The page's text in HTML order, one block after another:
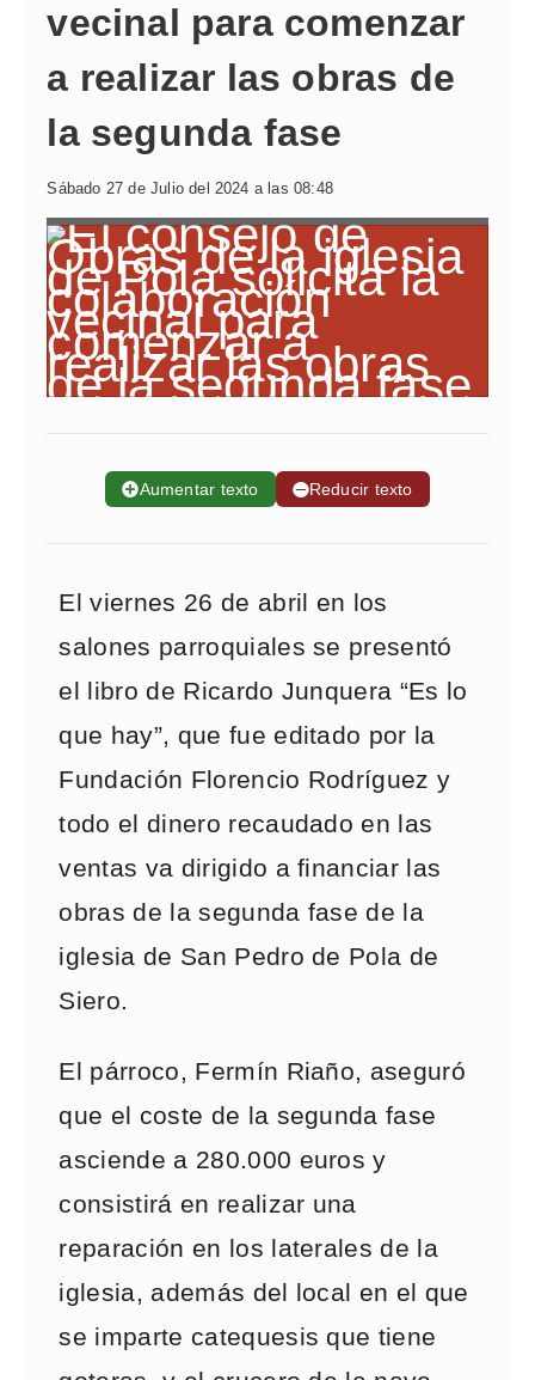
vecinal para comenzar
a realizar las obras de
la segunda fase
Sábado 27 de Julio del 2024 a las 08:48
➕Aumentar texto ➖Reducir texto
El viernes 26 de abril en los
salones parroquiales se presentó
el libro de Ricardo Junquera “Es lo
que hay”, que fue editado por la
Fundación Florencio Rodríguez y
todo el dinero recaudado en las
ventas va dirigido a financiar las
obras de la segunda fase de la
iglesia de San Pedro de Pola de
Siero.
El párroco, Fermín Riaño, aseguró
que el coste de la segunda fase
asciende a 280.000 euros y
consistirá en realizar una
reparación en los laterales de la
iglesia, además del local en el que
se imparte catequesis que tiene